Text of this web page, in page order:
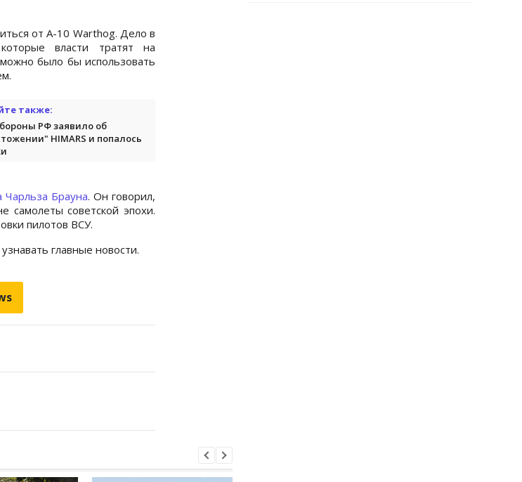
от A-10 Warthog. Дело в
власти тратят на
было бы использовать
также:
РФ заявило об
HIMARS и попалось
Чарльза Брауна. Он говорил,
самолеты советской эпохи.
пилотов ВСУ.
главные новости.